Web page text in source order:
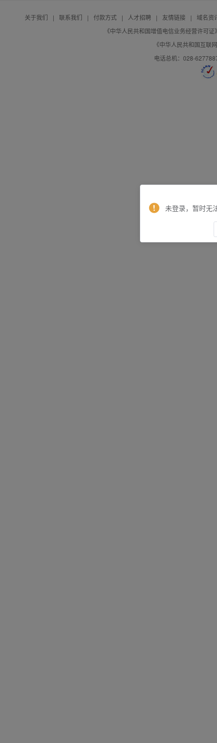
关于我们 | 联系我们 | 付款方式 | 人才招聘 | 友情链接 |
域名资
《中华人民共和国增值电信业务经营许可
《中华人民共和国互联
电话总机：028-
未登录，暂时无